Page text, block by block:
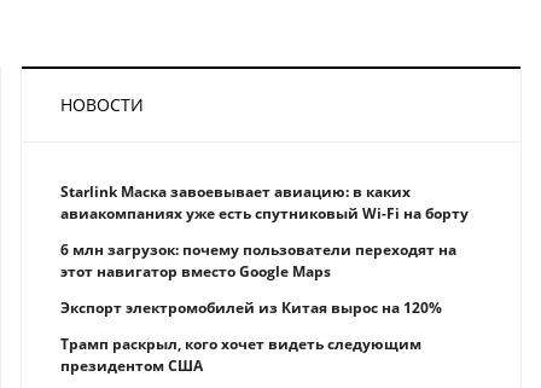
НОВОСТИ
Starlink Маска завоевывает авиацию: в каких
авиакомпаниях уже есть спутниковый Wi-Fi на борту
6 млн загрузок: почему пользователи переходят на
этот навигатор вместо Google Maps
Экспорт электромобилей из Китая вырос на 120%
Трамп раскрыл, кого хочет видеть следующим
президентом США